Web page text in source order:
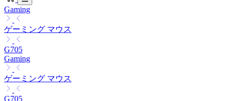
Gaming
ゲーミング マウス
G705
Gaming
ゲーミング マウス
G705